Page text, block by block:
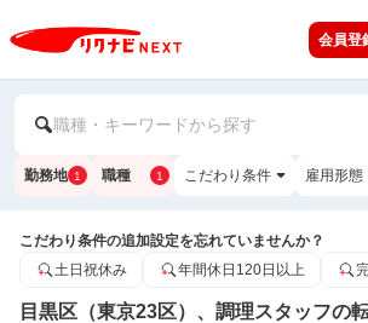
会員登
職種・キーワードから探す
勤務地 1 職種 1 こだわり条件 雇用形態
こだわり条件の追加設定を忘れていませんか？
土日祝休み
年間休日120日以上
目黒区（東京23区）、調理スタッフの